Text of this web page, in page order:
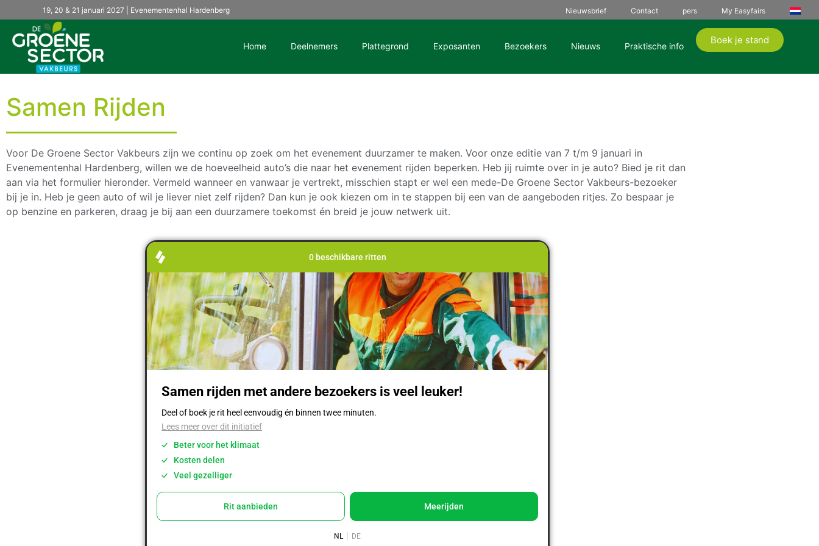
19, 20 & 21 januari 2027 | Evenementenhal Hardenberg Nieuwsbrief Contact pers My Easyfairs
Home Deelnemers Plattegrond Exposanten Bezoekers Nieuws Praktische info Boek je stand
Samen Rijden
Voor De Groene Sector Vakbeurs zijn we continu op zoek om het evenement duurzamer te maken. Voor onze editie van 7 t/m 9 januari in
Evenementenhal Hardenberg, willen we de hoeveelheid auto’s die naar het evenement rijden beperken. Heb jij ruimte over in je auto? Bied je rit dan
aan via het formulier hieronder. Vermeld wanneer en vanwaar je vertrekt, misschien stapt er wel een mede-De Groene Sector Vakbeurs-bezoeker
bij je in. Heb je geen auto of wil je liever niet zelf rijden? Dan kun je ook kiezen om in te stappen bij een van de aangeboden ritjes. Zo bespaar je
op benzine en parkeren, draag je bij aan een duurzamere toekomst én breid je jouw netwerk uit.